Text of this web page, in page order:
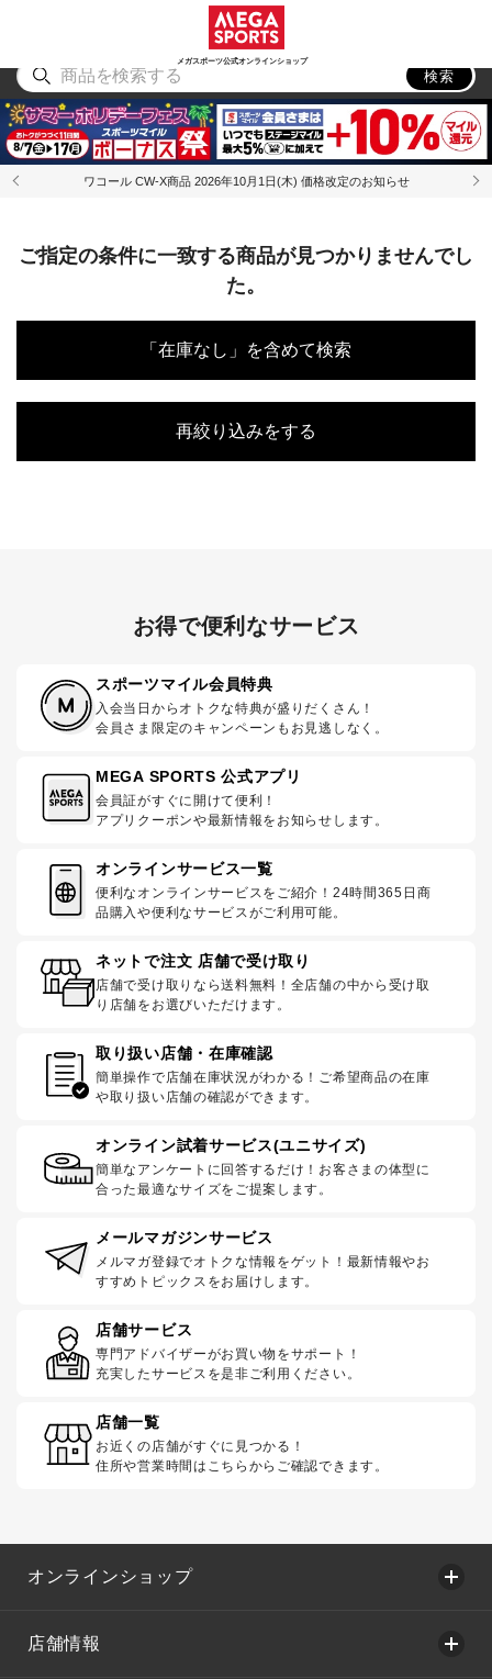
メガスポーツ公式オンラインショップ
アウトドア
検索
ワコール CW-X商品 2026年10月1日(木) 価格改定のお知らせ
ご指定の条件に一致する商品が見つかりませんでし
た。
「在庫なし」を含めて検索
再絞り込みをする
お得で便利なサービス
スポーツマイル会員特典
入会当日からオトクな特典が盛りだくさん！
会員さま限定のキャンペーンもお見逃しなく。
MEGA SPORTS 公式アプリ
会員証がすぐに開けて便利！
アプリクーポンや最新情報をお知らせします。
オンラインサービス一覧
便利なオンラインサービスをご紹介！24時間365日商
品購入や便利なサービスがご利用可能。
ネットで注文 店舗で受け取り
店舗で受け取りなら送料無料！全店舗の中から受け取
り店舗をお選びいただけます。
取り扱い店舗・在庫確認
簡単操作で店舗在庫状況がわかる！ご希望商品の在庫
や取り扱い店舗の確認ができます。
オンライン試着サービス(ユニサイズ)
簡単なアンケートに回答するだけ！お客さまの体型に
合った最適なサイズをご提案します。
メールマガジンサービス
メルマガ登録でオトクな情報をゲット！最新情報やお
すすめトピックスをお届けします。
店舗サービス
専門アドバイザーがお買い物をサポート！
充実したサービスを是非ご利用ください。
店舗一覧
お近くの店舗がすぐに見つかる！
住所や営業時間はこちらからご確認できます。
オンラインショップ
店舗情報